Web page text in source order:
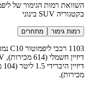
בקטגוריה SUV בינוני
רמות גימור מתחרים
מכירות).